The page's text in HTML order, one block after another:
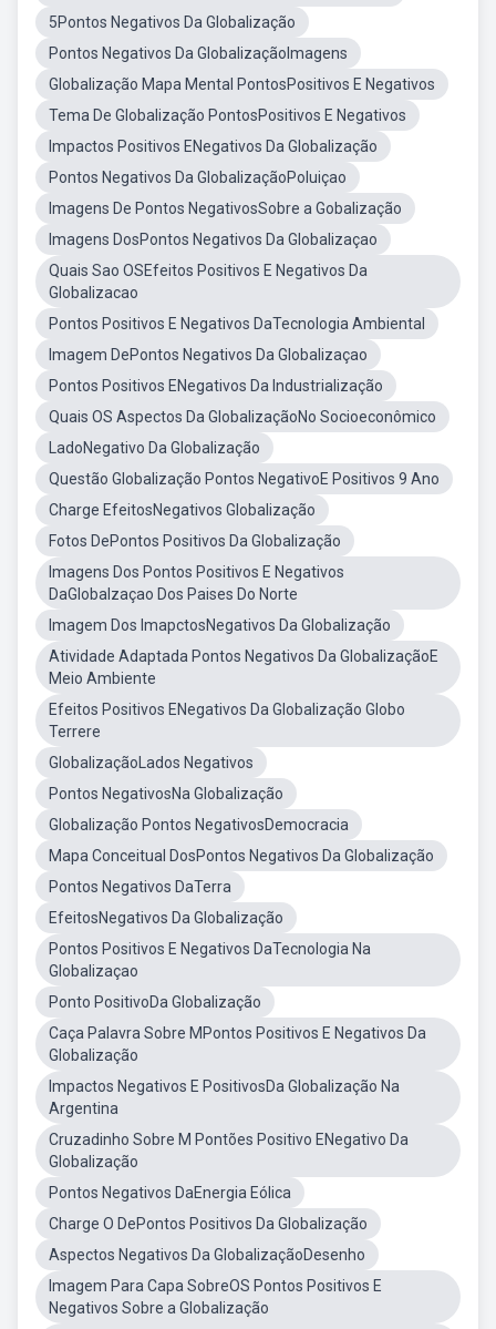
5Pontos Negativos Da Globalização
Pontos Negativos Da GlobalizaçãoImagens
Globalização Mapa Mental PontosPositivos E Negativos
Tema De Globalização PontosPositivos E Negativos
Impactos Positivos ENegativos Da Globalização
Pontos Negativos Da GlobalizaçãoPoluiçao
Imagens De Pontos NegativosSobre a Gobalização
Imagens DosPontos Negativos Da Globalizaçao
Quais Sao OSEfeitos Positivos E Negativos Da
Globalizacao
Pontos Positivos E Negativos DaTecnologia Ambiental
Imagem DePontos Negativos Da Globalizaçao
Pontos Positivos ENegativos Da Industrialização
Quais OS Aspectos Da GlobalizaçãoNo Socioeconômico
LadoNegativo Da Globalização
Questão Globalização Pontos NegativoE Positivos 9 Ano
Charge EfeitosNegativos Globalização
Fotos DePontos Positivos Da Globalização
Imagens Dos Pontos Positivos E Negativos
DaGlobalzaçao Dos Paises Do Norte
Imagem Dos ImapctosNegativos Da Globalização
Atividade Adaptada Pontos Negativos Da GlobalizaçãoE
Meio Ambiente
Efeitos Positivos ENegativos Da Globalização Globo
Terrere
GlobalizaçãoLados Negativos
Pontos NegativosNa Globalização
Globalização Pontos NegativosDemocracia
Mapa Conceitual DosPontos Negativos Da Globalização
Pontos Negativos DaTerra
EfeitosNegativos Da Globalização
Pontos Positivos E Negativos DaTecnologia Na
Globalizaçao
Ponto PositivoDa Globalização
Caça Palavra Sobre MPontos Positivos E Negativos Da
Globalização
Impactos Negativos E PositivosDa Globalização Na
Argentina
Cruzadinho Sobre M Pontões Positivo ENegativo Da
Globalização
Pontos Negativos DaEnergia Eólica
Charge O DePontos Positivos Da Globalização
Aspectos Negativos Da GlobalizaçãoDesenho
Imagem Para Capa SobreOS Pontos Positivos E
Negativos Sobre a Globalização